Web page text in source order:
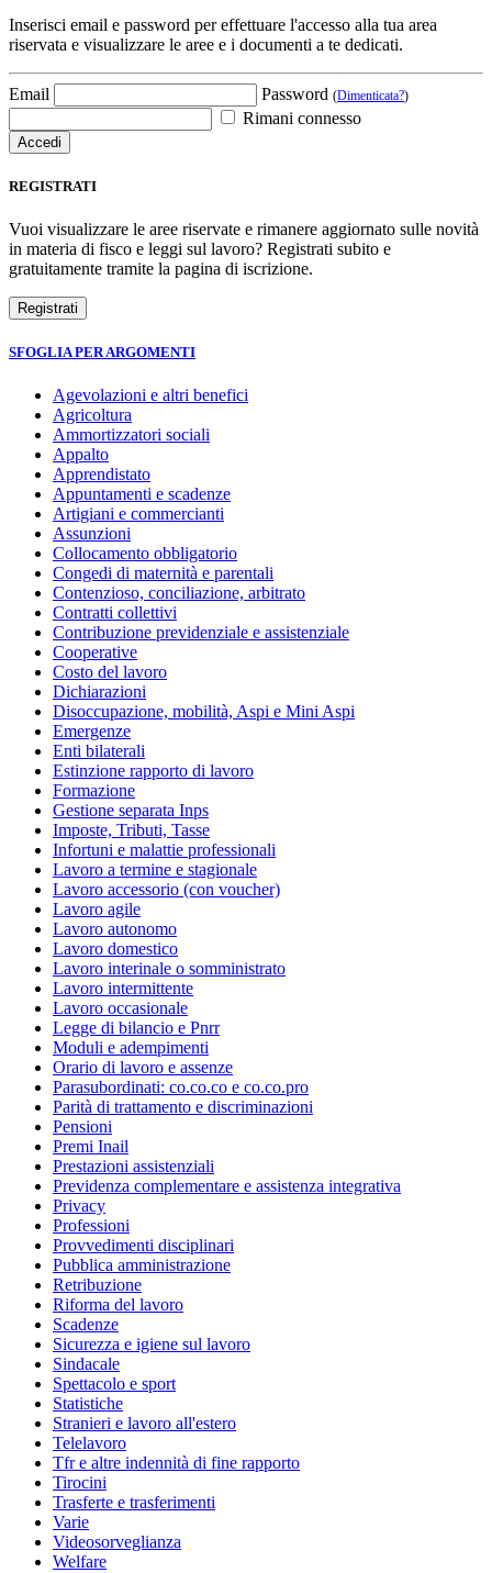
Inserisci email e password per effettuare l'accesso alla tua area
riservata e visualizzare le aree e i documenti a te dedicati.
Email Password (Dimenticata?)
Rimani connesso
REGISTRATI
Vuoi visualizzare le aree riservate e rimanere aggiornato sulle novità
in materia di fisco e leggi sul lavoro? Registrati subito e
gratuitamente tramite la pagina di iscrizione.
SFOGLIA PER ARGOMENTI
Agevolazioni e altri benefici
Agricoltura
Ammortizzatori sociali
Appalto
Apprendistato
Appuntamenti e scadenze
Artigiani e commercianti
Assunzioni
Collocamento obbligatorio
Congedi di maternità e parentali
Contenzioso, conciliazione, arbitrato
Contratti collettivi
Contribuzione previdenziale e assistenziale
Cooperative
Costo del lavoro
Dichiarazioni
Disoccupazione, mobilità, Aspi e Mini Aspi
Emergenze
Enti bilaterali
Estinzione rapporto di lavoro
Formazione
Gestione separata Inps
Imposte, Tributi, Tasse
Infortuni e malattie professionali
Lavoro a termine e stagionale
Lavoro accessorio (con voucher)
Lavoro agile
Lavoro autonomo
Lavoro domestico
Lavoro interinale o somministrato
Lavoro intermittente
Lavoro occasionale
Legge di bilancio e Pnrr
Moduli e adempimenti
Orario di lavoro e assenze
Parasubordinati: co.co.co e co.co.pro
Parità di trattamento e discriminazioni
Pensioni
Premi Inail
Prestazioni assistenziali
Previdenza complementare e assistenza integrativa
Privacy
Professioni
Provvedimenti disciplinari
Pubblica amministrazione
Retribuzione
Riforma del lavoro
Scadenze
Sicurezza e igiene sul lavoro
Sindacale
Spettacolo e sport
Statistiche
Stranieri e lavoro all'estero
Telelavoro
Tfr e altre indennità di fine rapporto
Tirocini
Trasferte e trasferimenti
Varie
Videosorveglianza
Welfare